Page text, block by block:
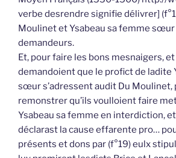
verbe desrendre signifie délivrer]
Moulinet et Ysabeau sa femme
demandeurs.
Et, pour faire les bons mesnaigers,
demandoient que le profict de ladite
sœur s’adressent audit Du Moulinet,
remonstrer qu’ils voulloient faire
Ysabeau sa femme en interdiction, et
déclarast la cause effarente pro…
présents et dons par (f°19) eulx